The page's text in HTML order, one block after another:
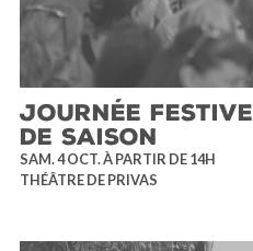
JOURNÉE
DE SAISON
SAM. 4 OCT. À PARTIR DE 14H
THÉÂTRE DE PRIVAS